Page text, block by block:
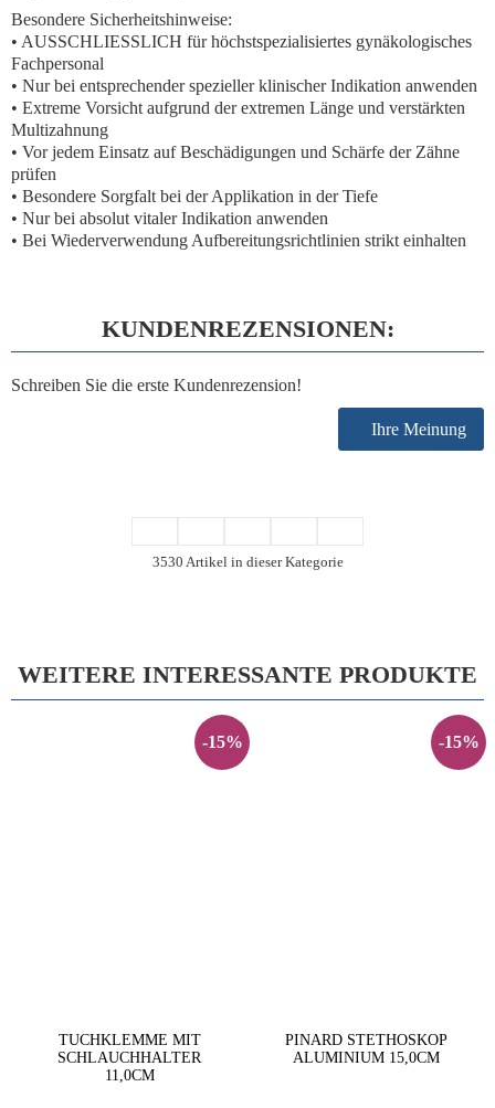
Besondere Sicherheitshinweise:
• AUSSCHLIESSLICH für höchstspezialisiertes gynäkologisches
Fachpersonal
• Nur bei entsprechender spezieller klinischer Indikation anwenden
• Extreme Vorsicht aufgrund der extremen Länge und verstärkten
Multizahnung
• Vor jedem Einsatz auf Beschädigungen und Schärfe der Zähne
prüfen
• Besondere Sorgfalt bei der Applikation in der Tiefe
• Nur bei absolut vitaler Indikation anwenden
• Bei Wiederverwendung Aufbereitungsrichtlinien strikt einhalten
KUNDENREZENSIONEN:
Schreiben Sie die erste Kundenrezension!
Ihre Meinung
3530 Artikel in dieser Kategorie
WEITERE INTERESSANTE PRODUKTE
-15%
TUCHKLEMME MIT
SCHLAUCHHALTER
11,0CM
-15%
PINARD STETHOSKOP
ALUMINIUM 15,0CM